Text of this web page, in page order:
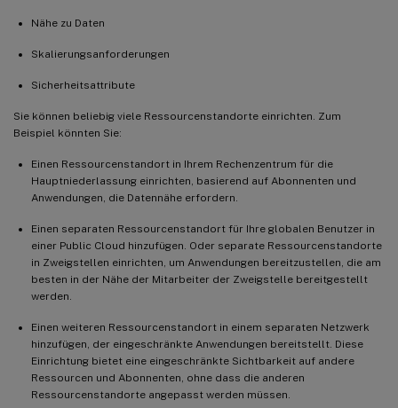
Nähe zu Daten
Skalierungsanforderungen
Sicherheitsattribute
Sie können beliebig viele Ressourcenstandorte einrichten. Zum
Beispiel könnten Sie:
Einen Ressourcenstandort in Ihrem Rechenzentrum für die
Hauptniederlassung einrichten, basierend auf Abonnenten und
Anwendungen, die Datennähe erfordern.
Einen separaten Ressourcenstandort für Ihre globalen Benutzer in
einer Public Cloud hinzufügen. Oder separate Ressourcenstandorte
in Zweigstellen einrichten, um Anwendungen bereitzustellen, die am
besten in der Nähe der Mitarbeiter der Zweigstelle bereitgestellt
werden.
Einen weiteren Ressourcenstandort in einem separaten Netzwerk
hinzufügen, der eingeschränkte Anwendungen bereitstellt. Diese
Einrichtung bietet eine eingeschränkte Sichtbarkeit auf andere
Ressourcen und Abonnenten, ohne dass die anderen
Ressourcenstandorte angepasst werden müssen.